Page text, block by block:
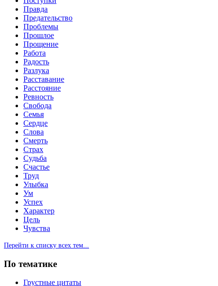
Правда
Предательство
Проблемы
Прошлое
Прощение
Работа
Радость
Разлука
Расставание
Расстояние
Ревность
Свобода
Семья
Сердце
Слова
Смерть
Страх
Судьба
Счастье
Труд
Улыбка
Ум
Успех
Характер
Цель
Чувства
Перейти к списку всех тем...
По тематике
Грустные цитаты